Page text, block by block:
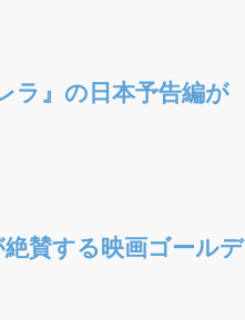
ラ』の日本予告編が
賛する映画ゴールデ